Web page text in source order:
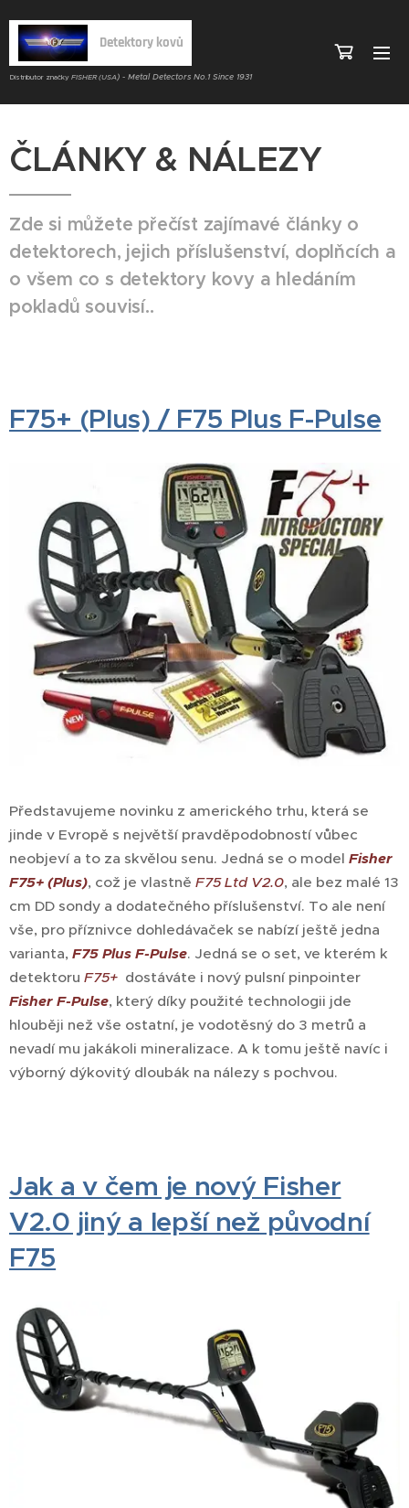
Detektory kovů
Distributor značky FISHER (USA) - Metal Detectors No.1 Since 1931
ČLÁNKY & NÁLEZY
Zde si můžete přečíst zajímavé články o
detektorech, jejich příslušenství, doplňcích a
o všem co s detektory kovy a hledáním
pokladů souvisí..
F75+ (Plus) / F75 Plus F-Pulse
Představujeme novinku z amerického trhu, která se
jinde v Evropě s největší pravděpodobností vůbec
neobjeví a to za skvělou senu. Jedná se o model Fisher
F75+ (Plus), což je vlastně F75 Ltd V2.0, ale bez malé 13
cm DD sondy a dodatečného příslušenství. To ale není
vše, pro příznivce dohledávaček se nabízí ještě jedna
varianta, F75 Plus F-Pulse. Jedná se o set, ve kterém k
detektoru F75+ dostáváte i nový pulsní pinpointer
Fisher F-Pulse, který díky použité technologii jde
hlouběji než vše ostatní, je vodotěsný do 3 metrů a
nevadí mu jakákoli mineralizace. A k tomu ještě navíc i
výborný dýkovitý dloubák na nálezy s pochvou.
Jak a v čem je nový Fisher
V2.0 jiný a lepší než původní
F75